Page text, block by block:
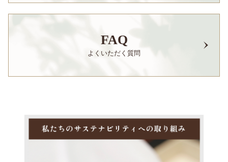
FAQ
よくいただく質問